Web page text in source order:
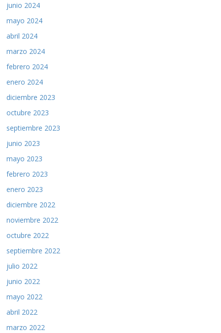
junio 2024
mayo 2024
abril 2024
marzo 2024
febrero 2024
enero 2024
diciembre 2023
octubre 2023
septiembre 2023
junio 2023
mayo 2023
febrero 2023
enero 2023
diciembre 2022
noviembre 2022
octubre 2022
septiembre 2022
julio 2022
junio 2022
mayo 2022
abril 2022
marzo 2022